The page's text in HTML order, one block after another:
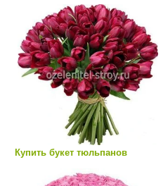
Купить букет тюльпанов